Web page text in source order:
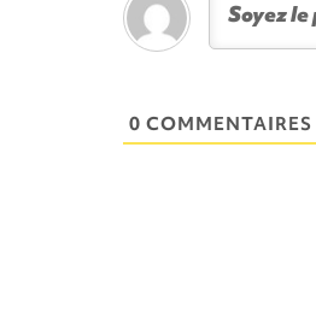
0 COMMENTAIRES